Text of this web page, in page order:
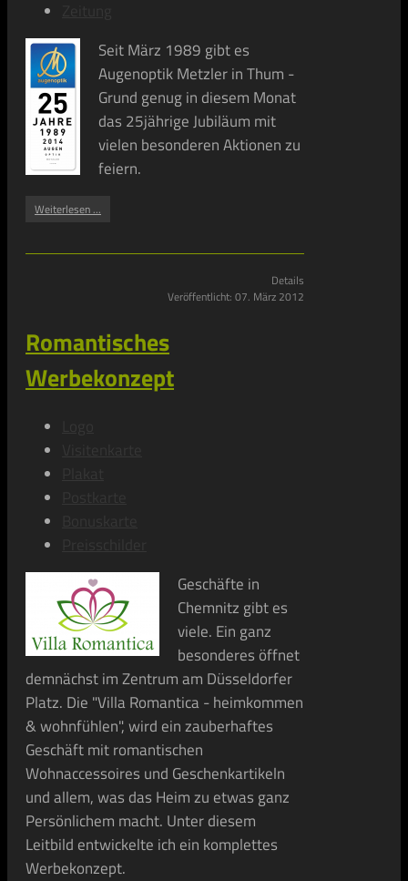
Seit März 1989 gibt es
Augenoptik Metzler in Thum -
Grund genug in diesem Monat
das 25jährige Jubiläum mit
vielen besonderen Aktionen zu
feiern.
Weiterlesen ...
Details
Veröffentlicht: 07. März 2012
Romantisches
Werbekonzept
Geschäfte in
Chemnitz gibt es
viele. Ein ganz
besonderes öffnet
demnächst im Zentrum am Düsseldorfer
Platz. Die "Villa Romantica - heimkommen
& wohnfühlen", wird ein zauberhaftes
Geschäft mit romantischen
Wohnaccessoires und Geschenkartikeln
und allem, was das Heim zu etwas ganz
Persönlichem macht. Unter diesem
Leitbild entwickelte ich ein komplettes
Werbekonzept.